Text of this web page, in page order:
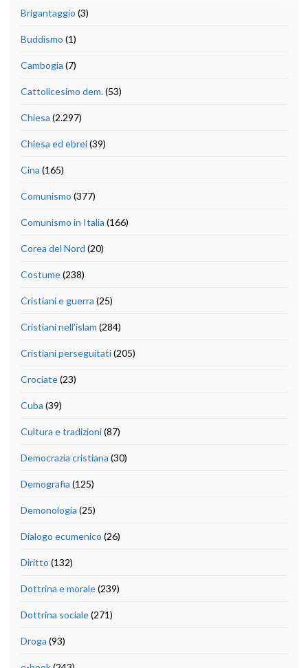
Brigantaggio (3)
Buddismo (1)
Cambogia (7)
Cattolicesimo dem.(53)
Chiesa (2.297)
Chiesa ed ebrei(39)
Cina (165)
Comunismo (377)
Comunismo in Italia (166)
Corea del Nord (20)
Costume(238)
Cristiani e guerra (25)
Cristiani nell'islam (284)
Cristiani perseguitati(205)
Crociate(23)
Cuba (39)
Cultura e tradizioni(87)
Democrazia cristiana (30)
Demografia (125)
Demonologia (25)
Dialogo ecumenico (26)
Diritto (132)
Dottrina e morale(239)
Dottrina sociale(271)
Droga (93)